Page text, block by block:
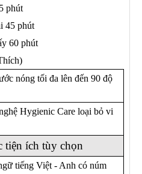
phút
45 phút
60 phút
nóng tối đa lên đến 90 độ
Hygienic Care loại bỏ vi
tiện ích tùy chọn
tiếng Việt - Anh có núm